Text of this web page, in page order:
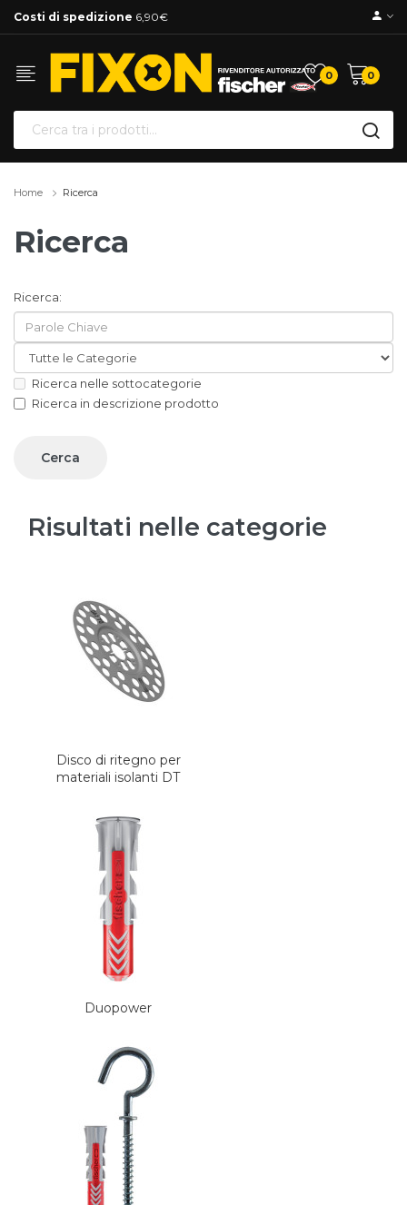
Costi di spedizione 6,90€
0 0
Home Ricerca
Ricerca
Ricerca:
Ricerca nelle sottocategorie
Ricerca in descrizione prodotto
Risultati nelle categorie
Disco di ritegno per
materiali isolanti DT
Duopower